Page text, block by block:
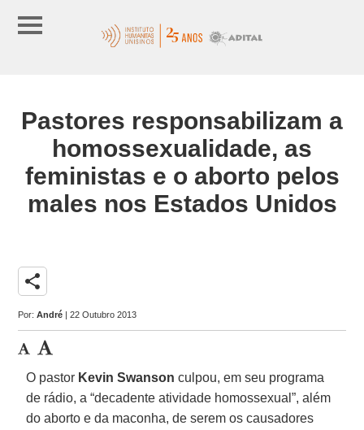
Pastores responsabilizam a
homossexualidade, as
feministas e o aborto pelos
males nos Estados Unidos
share
Por:André | 22 Outubro 2013
O pastor Kevin Swanson culpou, em seu programa
de rádio, a “decadente atividade homossexual”, além
do aborto e da maconha, de serem os causadores